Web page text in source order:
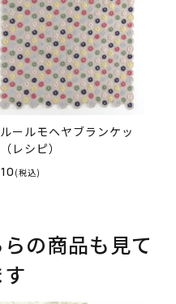
ールモヘヤブランケッ
レシピ）
(税込)
の商品も見て